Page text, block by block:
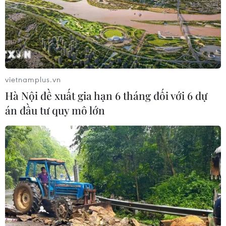
07/08/2026 22:45
Áp thấp nhiệt đới trên vịnh Bắc Bộ sẽ
gây ảnh hưởng thế nào tới Việt Nam?
07/08/2026 14:38
Nứt núi, Thanh Hóa sơ tán khẩn cấp
nhiều hộ dân
07/08/2026 13:17
Cảnh báo lũ trên lưu vực sông Thao
tại trạm Yên Bái
vietnamplus.vn
Hà Nội đề xuất gia hạn 6 tháng đối với 6 dự
án đầu tư quy mô lớn